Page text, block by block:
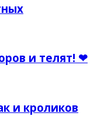
и телят! ❤
и кроликов